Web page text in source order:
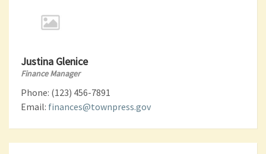
Justina Glenice
Finance Manager
Phone: (123) 456-7891
Email: finances@townpress.gov